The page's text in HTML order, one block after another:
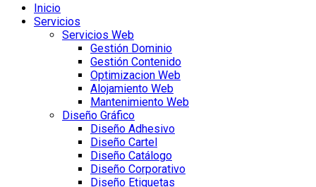
Inicio
Servicios
Servicios Web
Gestión Dominio
Gestión Contenido
Optimizacion Web
Alojamiento Web
Mantenimiento Web
Diseño Gráfico
Diseño Adhesivo
Diseño Cartel
Diseño Catálogo
Diseño Corporativo
Diseño Etiquetas